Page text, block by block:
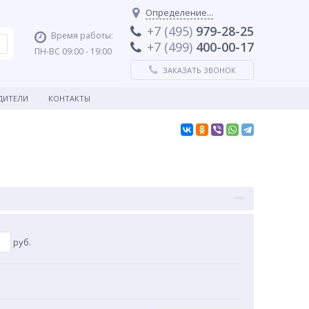
Время работы:
ПН-ВС 09:00 - 19:00
Определение...
+7 (495) 979-28-25
+7 (499) 400-00-17
ЗАКАЗАТЬ ЗВОНОК
КОНТАКТЫ
руб.